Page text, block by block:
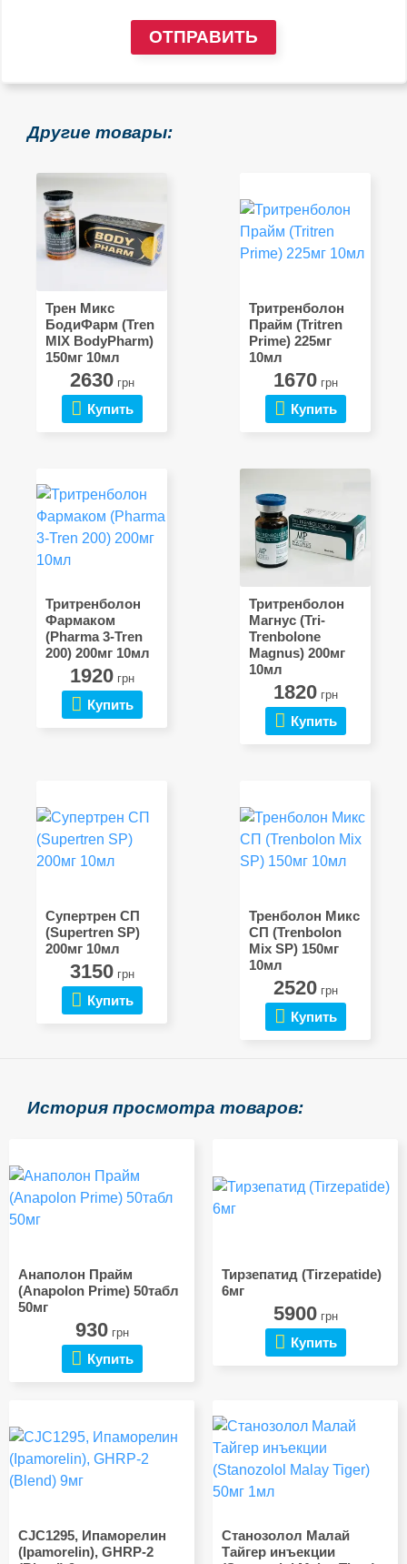
ОТПРАВИТЬ
Другие товары:
Трен Микс
БодиФарм (Tren
MIX BodyPharm)
150мг 10мл
2630грн
Купить
Тритренболон
Прайм (Tritren
Prime) 225мг
10мл
1670грн
Купить
Тритренболон
Фармаком
(Pharma 3-Tren
200) 200мг 10мл
1920грн
Купить
Тритренболон
Магнус (Tri-
Trenbolone
Magnus) 200мг
10мл
1820грн
Купить
Супертрен СП
(Supertren SP)
200мг 10мл
3150грн
Купить
Тренболон Микс
СП (Trenbolon
Mix SP) 150мг
10мл
2520грн
Купить
История просмотра товаров:
Анаполон Прайм
(Anapolon Prime) 50табл
50мг
930грн
Купить
Тирзепатид (Tirzepatide)
6мг
5900грн
Купить
CJC1295, Ипаморелин
(Ipamorelin), GHRP-2
Станозолол Малай
Тайгер инъекции